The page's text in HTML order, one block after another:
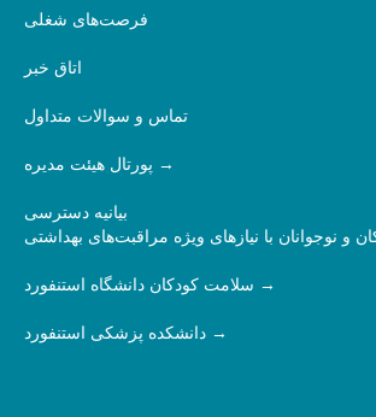
فرصت‌های شغلی
اتاق خبر
تماس و سوالات متداول
پورتال هیئت مدیره
بیانیه دسترسی
و نوجوانان با نیازهای ویژه مراقبت‌های بهداشتی
سلامت کودکان دانشگاه استنفورد
دانشکده پزشکی استنفورد